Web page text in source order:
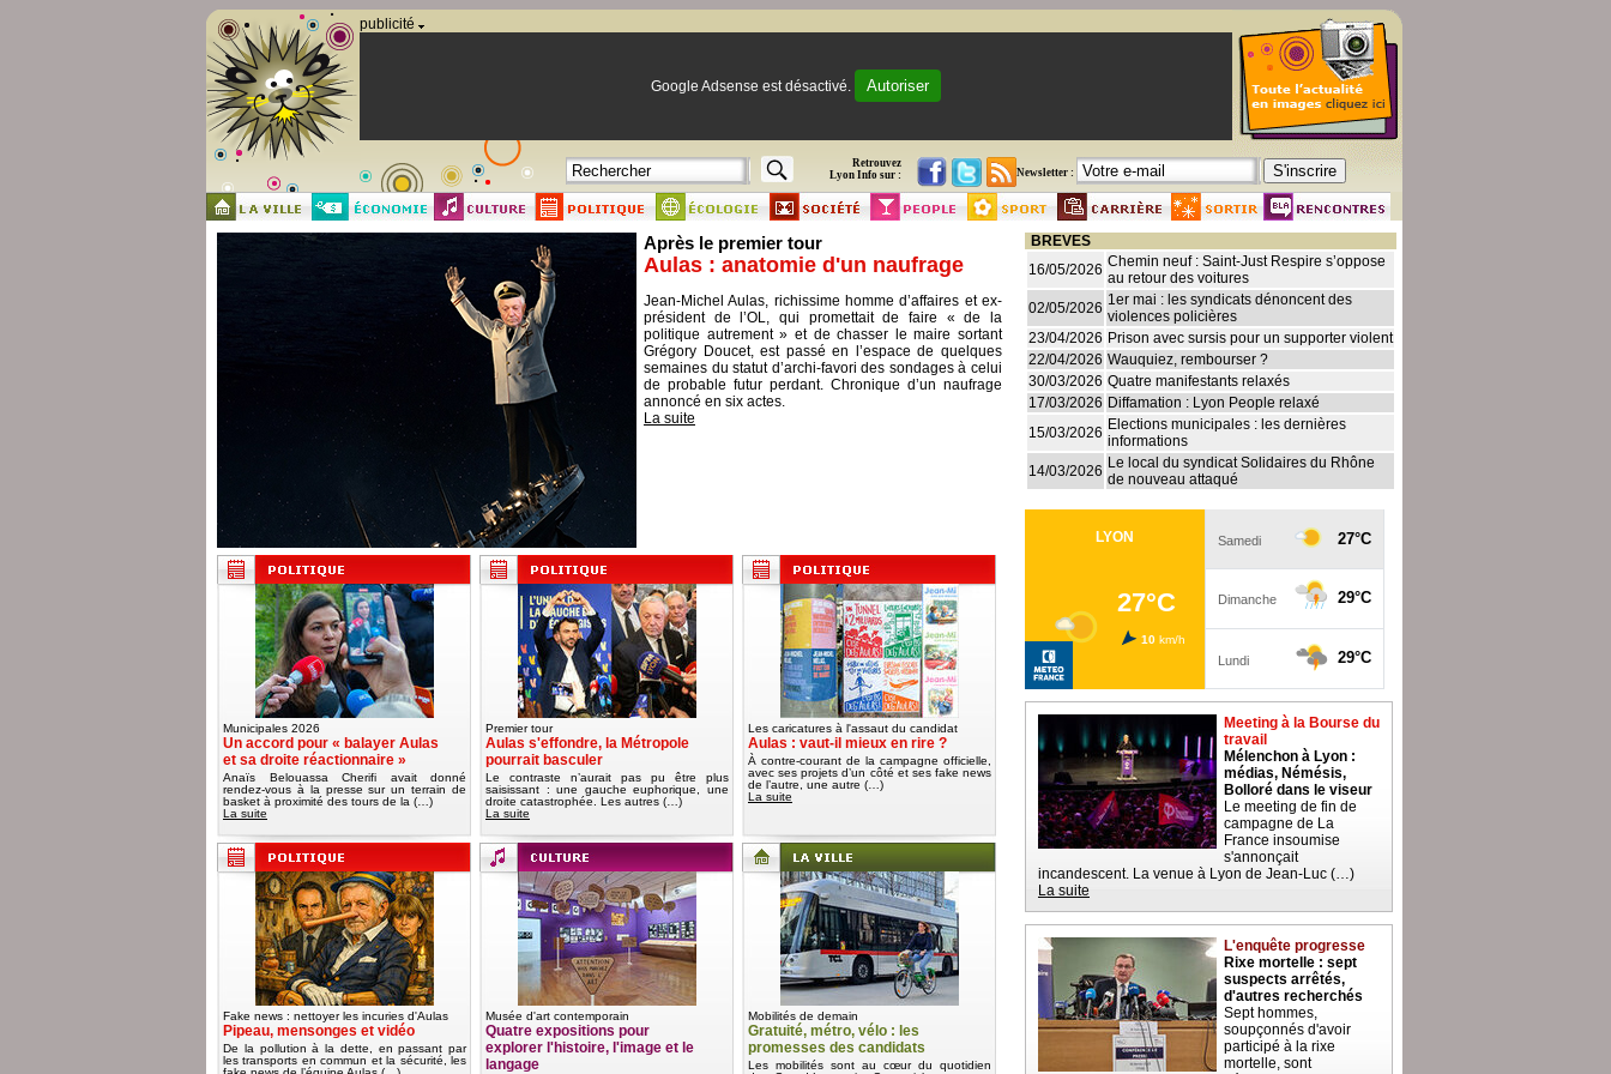
publicité
Google Adsense est désactivé. Autoriser
Retrouvez
Lyon Info sur :
Newsletter :
Après le premier tour
Aulas : anatomie d'un naufrage
Jean-Michel Aulas, richissime homme d’affaires et ex-
président de l’OL, qui promettait de faire « de la
politique autrement » et de chasser le maire sortant
Grégory Doucet, est passé en l’espace de quelques
semaines du statut d’archi-favori des sondages à celui
de probable futur perdant. Chronique d’un naufrage
annoncé en six actes.
La suite
Municipales 2026
Un accord pour « balayer Aulas
et sa droite réactionnaire »
Anaïs Belouassa Cherifi avait donné
rendez-vous à la presse sur un terrain de
basket à proximité des tours de la (…)
La suite
Premier tour
Aulas s'effondre, la Métropole
pourrait basculer
Le contraste n’aurait pas pu être plus
saisissant : une gauche euphorique, une
droite catastrophée. Les autres (…)
La suite
Les caricatures à l'assaut du candidat
Aulas : vaut-il mieux en rire ?
À contre-courant de la campagne officielle,
avec ses projets d’un côté et ses fake news
de l’autre, une autre (…)
La suite
Fake news : nettoyer les incuries d'Aulas
Pipeau, mensonges et vidéo
De la pollution à la dette, en passant par
les transports en commun et la sécurité, les
Musée d'art contemporain
Quatre expositions pour
explorer l'histoire, l'image et le
langage
Mobilités de demain
Gratuité, métro, vélo : les
promesses des candidats
Les mobilités sont au cœur du quotidien
BREVES
16/05/2026 Chemin neuf : Saint-Just Respire s’oppose
au retour des voitures
02/05/2026 1er mai : les syndicats dénoncent des
violences policières
23/04/2026 Prison avec sursis pour un supporter violent
22/04/2026 Wauquiez, rembourser ?
30/03/2026 Quatre manifestants relaxés
17/03/2026 Diffamation : Lyon People relaxé
15/03/2026 Elections municipales : les dernières
informations
14/03/2026 Le local du syndicat Solidaires du Rhône
de nouveau attaqué
Meeting à la Bourse du
travail
Mélenchon à Lyon :
médias, Némésis,
Bolloré dans le viseur
Le meeting de fin de
campagne de La
France insoumise
s'annonçait
incandescent. La venue à Lyon de Jean-Luc (…)
La suite
L'enquête progresse
Rixe mortelle : sept
suspects arrêtés,
d'autres recherchés
Sept hommes,
soupçonnés d'avoir
participé à la rixe
mortelle, sont
Panneau de gestion des cookies